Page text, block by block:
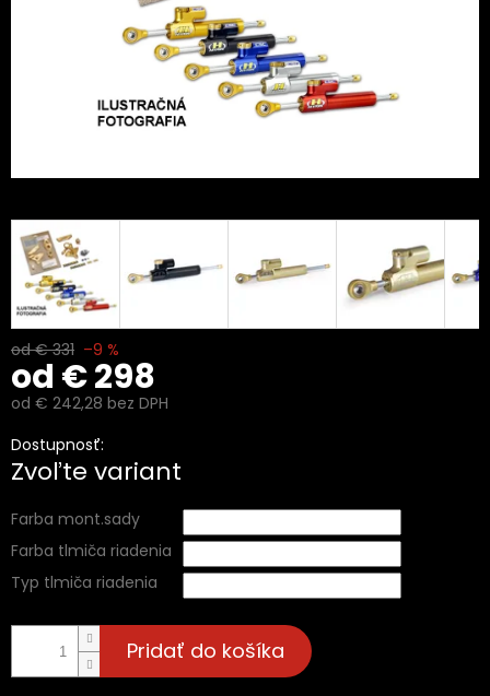
od € 331 –9 %
od € 298
od € 242,28 bez DPH
Jednotková
cena:
Dostupnosť:
Zvoľte variant
Farba mont.sady
Farba tlmiča riadenia
Typ tlmiča riadenia
Pridať do košíka